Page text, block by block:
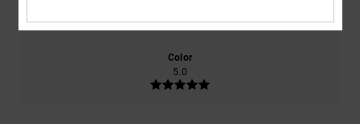
Color
5.0